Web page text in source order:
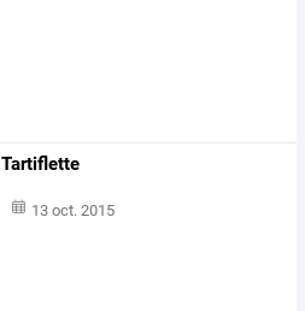
Tartiflette
13 oct. 2015